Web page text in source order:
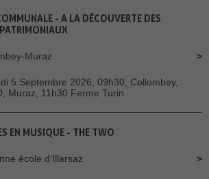
- A LA DÉCOUVERTE DES
Muraz
5 Septembre 2026, 09h30, Collombey,
Muraz, 11h30 Ferme Turin
EN MUSIQUE - THE TWO
école d'Illarsaz